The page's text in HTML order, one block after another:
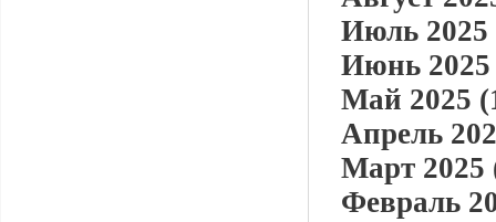
Июль 2025
Июнь 2025
Май 2025
Апрель
Март 2025
Февраль